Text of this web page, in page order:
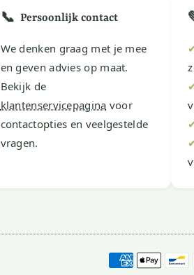
📞 Persoonlijk contact
We denken graag met je mee
en geven advies op maat.
Bekijk de
klantenservicepagina voor
contactopties en veelgestelde
vragen.